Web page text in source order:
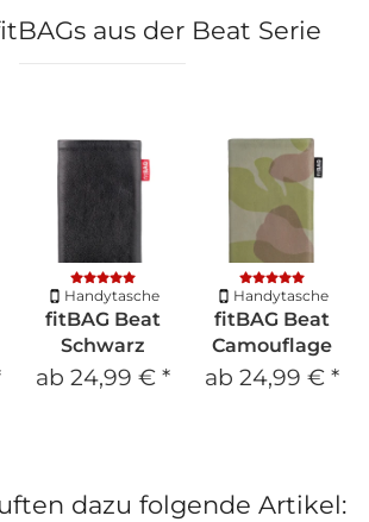
aus der Beat Serie
Handytasche
fitBAG Beat
Schwarz
ab 24,99 € *
Handytasche
fitBAG Beat
Camouflage
ab 24,99 € *
dazu folgende Artikel: